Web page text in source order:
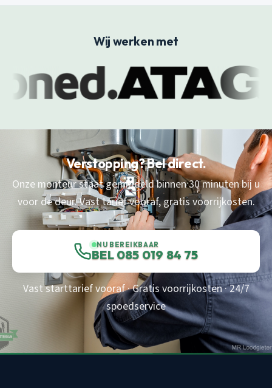
Wij werken met
Verstopping? Bel direct.
Onze monteur staat gemiddeld binnen 30 minuten bij u
voor de deur. Vast tarief vooraf, gratis voorrijkosten.
NU BEREIKBAAR
BEL 085 019 84 75
Vast starttarief vooraf · Gratis voorrijkosten · 24/7
spoedservice